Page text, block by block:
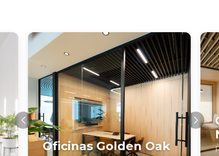
Oficinas Golden Oak